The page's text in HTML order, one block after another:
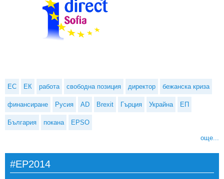
ЕС ЕК работа свободна позиция директор бежанска криза
финансиране Русия AD Brexit Гърция Украйна ЕП
България покана EPSO
още...
#EP2014